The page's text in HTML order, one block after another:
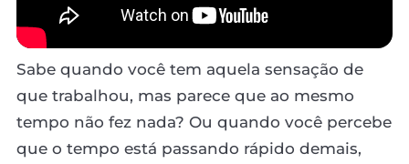
Sabe quando você tem aquela sensação de
que trabalhou, mas parece que ao mesmo
tempo não fez nada? Ou quando você percebe
que o tempo está passando rápido demais,